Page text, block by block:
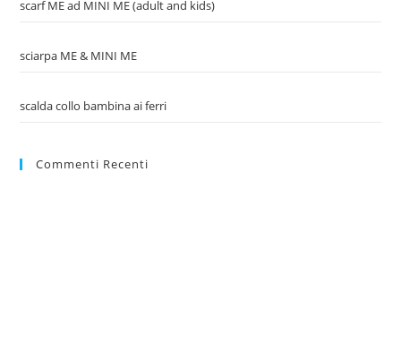
scarf ME ad MINI ME (adult and kids)
sciarpa ME & MINI ME
scalda collo bambina ai ferri
Commenti Recenti